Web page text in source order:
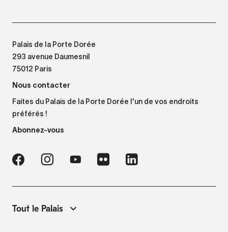
Palais de la Porte Dorée
293 avenue Daumesnil
75012 Paris
Nous contacter
Faites du Palais de la Porte Dorée l'un de vos endroits
préférés !
Abonnez-vous
Tout le Palais